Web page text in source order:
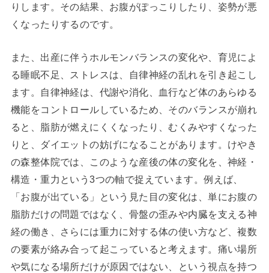
りします。その結果、お腹がぽっこりしたり、姿勢が悪
くなったりするのです。
また、出産に伴うホルモンバランスの変化や、育児によ
る睡眠不足、ストレスは、自律神経の乱れを引き起こし
ます。自律神経は、代謝や消化、血行など体のあらゆる
機能をコントロールしているため、そのバランスが崩れ
ると、脂肪が燃えにくくなったり、むくみやすくなった
りと、ダイエットの妨げになることがあります。けやき
の森整体院では、このような産後の体の変化を、神経・
構造・重力という3つの軸で捉えています。例えば、
「お腹が出ている」という見た目の変化は、単にお腹の
脂肪だけの問題ではなく、骨盤の歪みや内臓を支える神
経の働き、さらには重力に対する体の使い方など、複数
の要素が絡み合って起こっていると考えます。痛い場所
や気になる場所だけが原因ではない、という視点を持つ